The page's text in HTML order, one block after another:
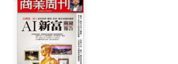
《今周刊第1544期 40
歲就該開始的 抗遺忘
戰爭》
《今周刊第1543期 53